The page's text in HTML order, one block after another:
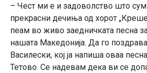
– Чест ми е и задоволство што
прекрасни дечиња од хорот
пеам во живо заедничката песна
нашата Македонија. Да го
Василески, кој ја напиша оваа
Тетово. Се надевам дека ви се